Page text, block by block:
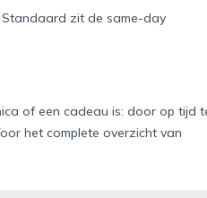
Standaard zit de same-day
of een cadeau is: door op tijd
het complete overzicht van